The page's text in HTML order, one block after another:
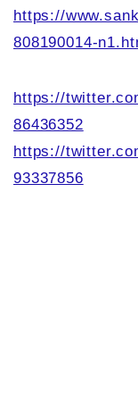
https://
808190014-
https://
86436352
https://
93337856